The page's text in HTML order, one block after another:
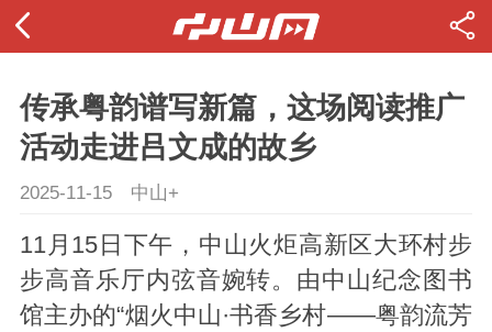
传承粤韵谱写新篇，这场阅读推广
活动走进吕文成的故乡
2025-11-15 中山+
11月15日下午，中山火炬高新区大环村步
步高音乐厅内弦音婉转。由中山纪念图书
馆主办的“烟火中山·书香乡村——粤韵流芳